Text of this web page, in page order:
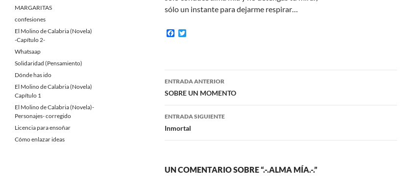
sólo un instante para dejarme respirar…
F
o
o
e
r
Navegación
de
entradas
ENTRADA ANTERIOR
SOBRE UN MOMENTO
ENTRADA SIGUIENTE
Inmortal
UN COMENTARIO SOBRE “.-.ALMA MÍA.-.”
MARGARITAS
confesiones
El Molino de Calabria (Novela)
-Capítulo 2-
Whatsaap
Solidaridad (Pensamiento)
Dónde has ido
El Molino de Calabria (Novela)
Capítulo 1
El Molino de Calabria (Novela)-
Personajes- corregido
Licencia para ensoñar
Cómo enlazar ideas